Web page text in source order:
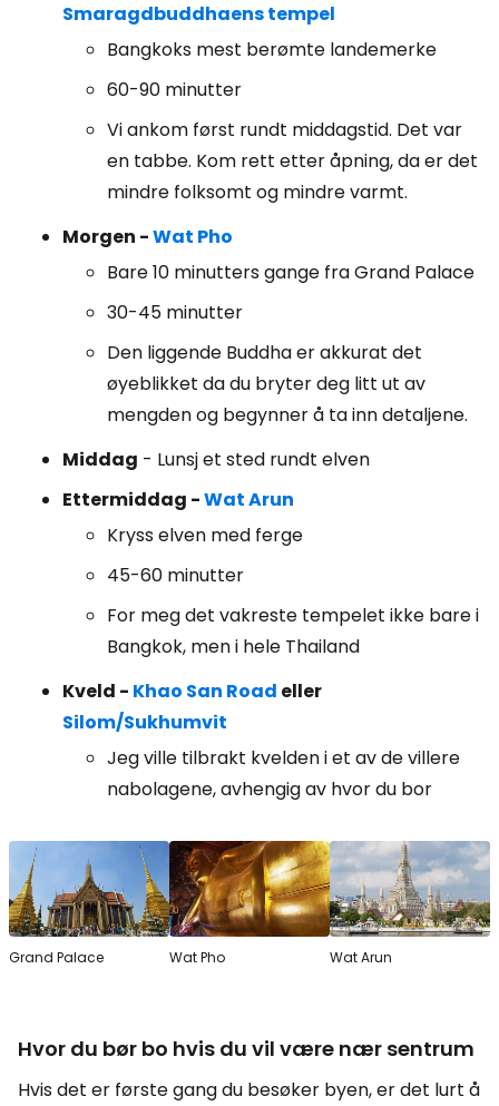
Smaragdbuddhaens tempel
Bangkoks mest berømte landemerke
60-90 minutter
Vi ankom først rundt middagstid. Det var
en tabbe. Kom rett etter åpning, da er det
mindre folksomt og mindre varmt.
Morgen -Wat Pho
Bare 10 minutters gange fra Grand Palace
30-45 minutter
Den liggende Buddha er akkurat det
øyeblikket da du bryter deg litt ut av
mengden og begynner å ta inn detaljene.
Middag - Lunsj et sted rundt elven
Ettermiddag -Wat Arun
Kryss elven med ferge
45-60 minutter
For meg det vakreste tempelet ikke bare i
Bangkok, men i hele Thailand
Kveld - Khao San Road eller
Silom/Sukhumvit
Jeg ville tilbrakt kvelden i et av de villere
nabolagene, avhengig av hvor du bor
Grand Palace Wat Pho Wat Arun
Hvor du bør bo hvis du vil være nær sentrum
Hvis det er første gang du besøker byen, er det lurt å